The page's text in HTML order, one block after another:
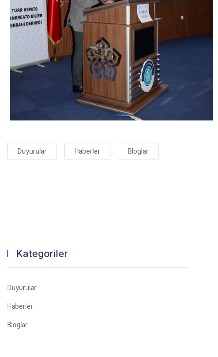
Duyurular Haberler Bloglar
Kategoriler
Duyurular
Haberler
Bloglar